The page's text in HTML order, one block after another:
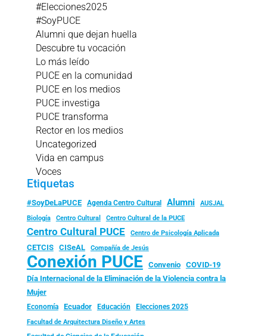
#Elecciones2025
#SoyPUCE
Alumni que dejan huella
Descubre tu vocación
Lo más leído
PUCE en la comunidad
PUCE en los medios
PUCE investiga
PUCE transforma
Rector en los medios
Uncategorized
Vida en campus
Voces
Etiquetas
#SoyDeLaPUCE Agenda Centro Cultural Alumni
AUSJAL
Biología
Centro Cultural Centro Cultural de la PUCE
Centro Cultural PUCE Centro de Psicología Aplicada
CETCIS CISeAL Compañía de Jesús
Conexión PUCE Convenio
COVID-19
Día Internacional de la Eliminación de la Violencia contra la
Mujer
Economía Ecuador Educación Elecciones 2025
Facultad de Arquitectura Diseño y Artes